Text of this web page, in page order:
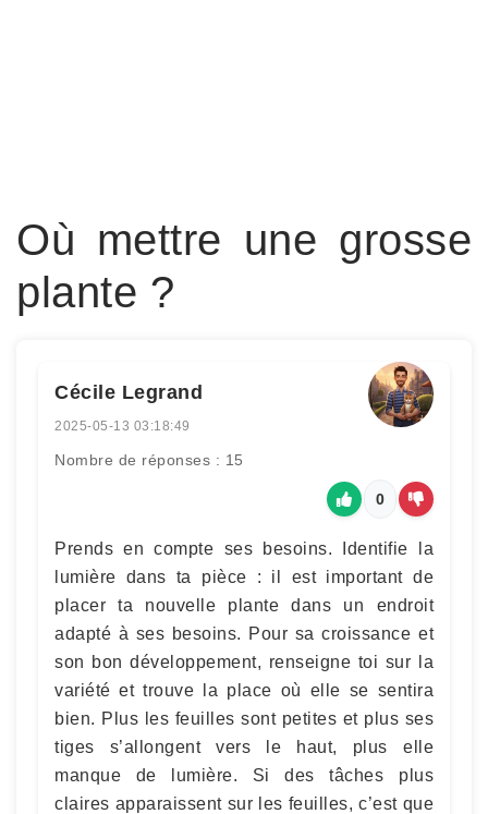
Où mettre une grosse
plante ?
Cécile Legrand
2025-05-13 03:18:49
Nombre de réponses : 15
0
Prends en compte ses besoins. Identifie la
lumière dans ta pièce : il est important de
placer ta nouvelle plante dans un endroit
adapté à ses besoins. Pour sa croissance et
son bon développement, renseigne toi sur la
variété et trouve la place où elle se sentira
bien. Plus les feuilles sont petites et plus ses
tiges s’allongent vers le haut, plus elle
manque de lumière. Si des tâches plus
claires apparaissent sur les feuilles, c’est que